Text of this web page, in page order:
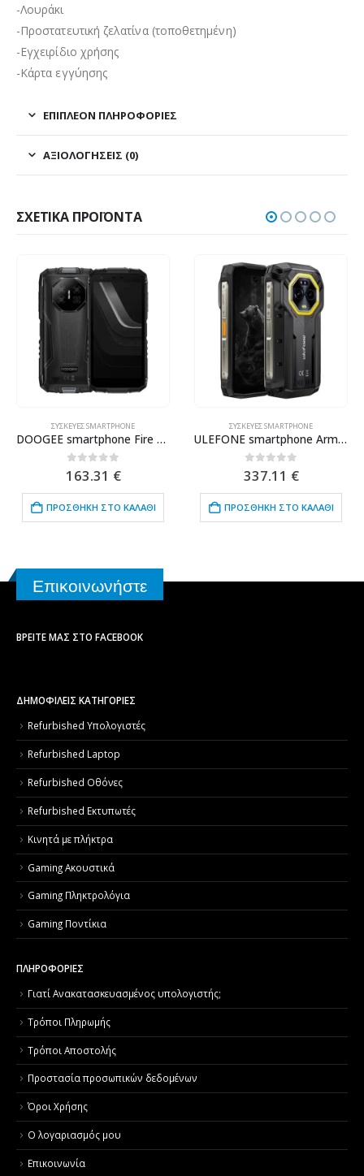
-Λουράκι
-Προστατευτική ζελατίνα (τοποθετημένη)
-Εγχειρίδιο χρήσης
-Κάρτα εγγύησης
ΕΠΙΠΛΈΟΝ ΠΛΗΡΟΦΟΡΊΕΣ
ΑΞΙΟΛΟΓΉΣΕΙΣ (0)
ΣΧΕΤΙΚΆ ΠΡΟΪΌΝΤΑ
ΣΥΣΚΕΥΈΣ SMARTPHONE
DOOGEE smartphone Fire 3, 5.5″, 3/64GB, 8350mAh, IP68/IP69K/MIL-STD-810H, μαύρο
0 out of 5
163.31 €
ΠΡΟΣΘΉΚΗ ΣΤΟ ΚΑΛΆΘΙ
ΣΥΣΚΕΥΈΣ SMARTPHONE
ULEFONE smartphone Armor Mini 20, 4.7″, 8/256GB, 4G, 6200mAh, IP68/IP69K, μαύρο
0out of 5
337.11 €
ΠΡΟΣΘΉΚΗ ΣΤΟ ΚΑΛΆΘΙ
Επικοινωνήστε
ΒΡΕΊΤΕ ΜΑΣ ΣΤΟ FACEBOOK
ΔΗΜΟΦΙΛΕΙΣ ΚΑΤΗΓΟΡΙΕΣ
Refurbished Υπολογιστές
Refurbished Laptop
Refurbished Οθόνες
Refurbished Εκτυπωτές
Κινητά με πλήκτρα
Gaming Ακουστικά
Gaming Πληκτρολόγια
Gaming Ποντίκια
ΠΛΗΡΟΦΟΡΙΕΣ
Γιατί Aνακατασκευασμένος υπολογιστής;
Τρόποι Πληρωμής
Τρόποι Αποστολής
Προστασία προσωπικών δεδομένων
Όροι Χρήσης
Ο λογαριασμός μου
Επικοινωνία